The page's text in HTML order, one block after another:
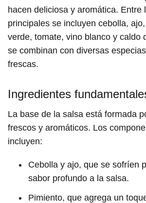
hacen deliciosa y aromática. Entre
principales se incluyen cebolla,
verde, tomate, vino blanco y caldo
se combinan con diversas
frescas.
Ingredientes
La base de la salsa está formada
frescos y aromáticos. Los
incluyen:
Cebolla y ajo, que se sofríen
sabor profundo a la salsa.
Pimiento, que agrega un